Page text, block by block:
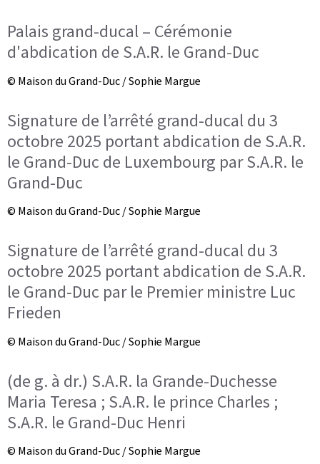
Palais grand-ducal – Cérémonie
d'abdication de S.A.R. le Grand-Duc
© Maison du Grand-Duc / Sophie Margue
Signature de l’arrêté grand-ducal du 3
octobre 2025 portant abdication de S.A.R.
le Grand-Duc de Luxembourg par S.A.R. le
Grand-Duc
© Maison du Grand-Duc / Sophie Margue
Signature de l’arrêté grand-ducal du 3
octobre 2025 portant abdication de S.A.R.
le Grand-Duc par le Premier ministre Luc
Frieden
© Maison du Grand-Duc / Sophie Margue
(de g. à dr.) S.A.R. la Grande-Duchesse
Maria Teresa ; S.A.R. le prince Charles ;
S.A.R. le Grand-Duc Henri
© Maison du Grand-Duc / Sophie Margue